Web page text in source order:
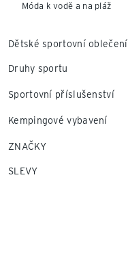
Móda k vodě a na pláž
Dětské sportovní oblečení
Druhy sportu
Sportovní příslušenství
Kempingové vybavení
ZNAČKY
SLEVY